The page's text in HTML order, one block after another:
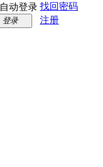
自动登录 找回密码
登录 注册